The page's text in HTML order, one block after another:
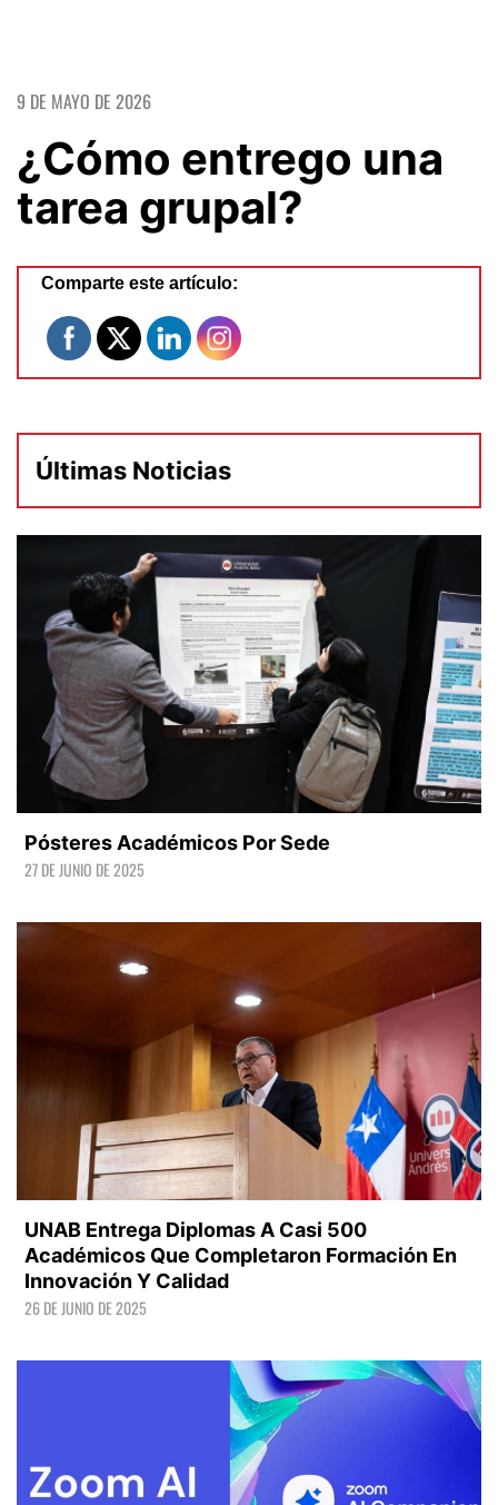
9 DE MAYO DE 2026
¿Cómo entrego una
tarea grupal?
Comparte este artículo:
Últimas Noticias
Pósteres Académicos Por Sede
27 DE JUNIO DE 2025
UNAB Entrega Diplomas A Casi 500
Académicos Que Completaron Formación En
Innovación Y Calidad
26 DE JUNIO DE 2025